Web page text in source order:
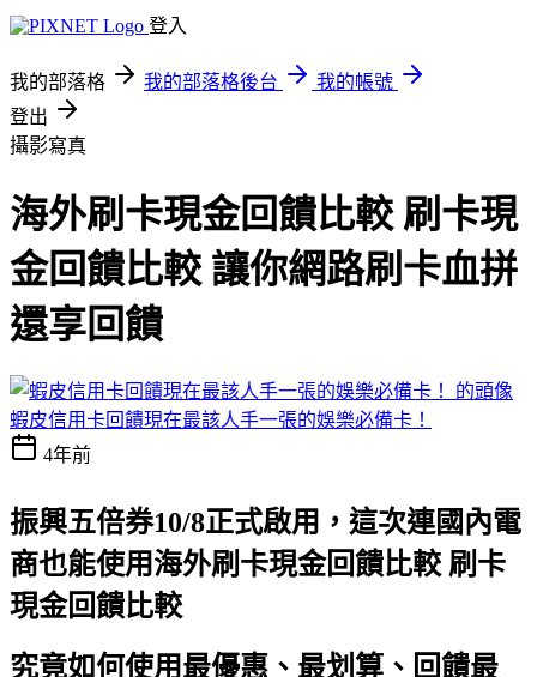
登入
我的部落格 我的部落格後台
我的帳號
登出
攝影寫真
海外刷卡現金回饋比較 刷卡現
金回饋比較 讓你網路刷卡血拼
還享回饋
蝦皮信用卡回饋現在最該人手一張的娛樂必備卡！
4年前
振興五倍券10/8正式啟用，這次連國內電
商也能使用海外刷卡現金回饋比較 刷卡
現金回饋比較
究竟如何使用最優惠、最划算、回饋最